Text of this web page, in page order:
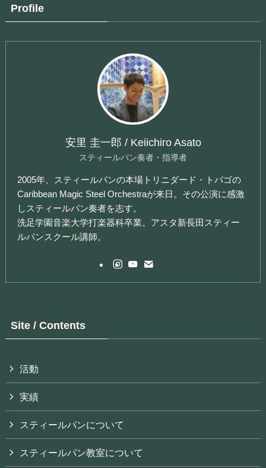
Profile
安里 圭一郎 / Keiichiro Asato
スティールパン奏者・指導者
2005年、スティールパンの本場トリニダード・トバゴの
Caribbean Magic Steel Orchestraが来日。その公演に感激
しスティールパン奏者を志す。
洗足学園音楽大学打楽器科卒業。アスタ新長田スティー
ルパンスクール講師。
Site / Contents
活動
実績
スティールパンについて
スティールパン教室について